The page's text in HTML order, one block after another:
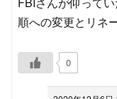
順への変更とリネ
0